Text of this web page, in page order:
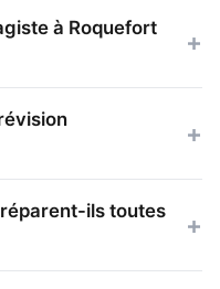
à Roquefort
ils toutes